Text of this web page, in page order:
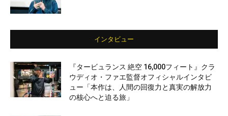
インタビュー
『タービュランス 絶空 16,000フィート』クラ
ウディオ・ファエ監督オフィシャルインタビ
ュー「本作は、人間の回復力と真実の解放力
の核心へと迫る旅」